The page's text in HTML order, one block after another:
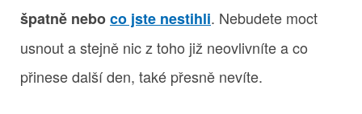
špatně neboco jste nestihli. Nebudete moct
usnout a stejně nic z toho již neovlivníte a co
přinese další den, také přesně nevíte.